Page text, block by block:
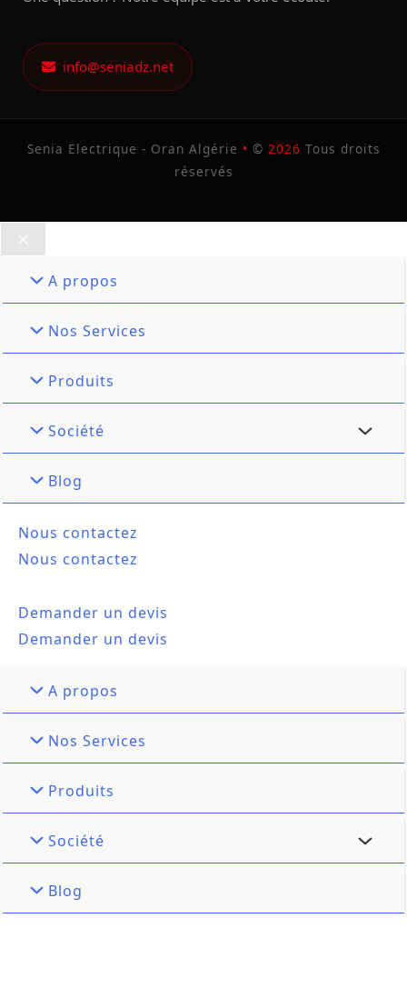
info@seniadz.net
Senia Electrique - Oran Algérie • © 2026 Tous droits
réservés
A propos
Nos Services
Produits
Société
Blog
Nous contactez
Nous contactez
Demander un devis
Demander un devis
A propos
Nos Services
Produits
Société
Blog